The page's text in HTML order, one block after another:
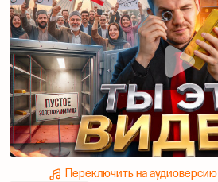
Переключить на аудиоверсию